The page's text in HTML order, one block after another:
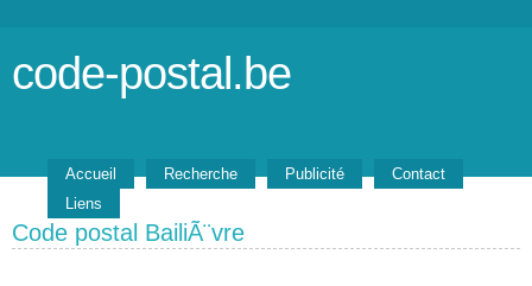
code-postal.be
Accueil Recherche Publicité
Contact
Liens
Code postal BailiÃ¨vre